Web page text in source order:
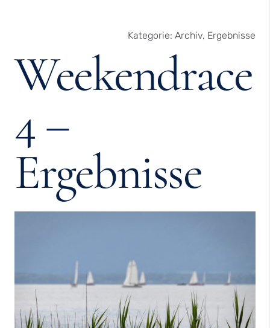
Kategorie: Archiv, Ergebnisse
Weekendrace
4 –
Ergebnisse